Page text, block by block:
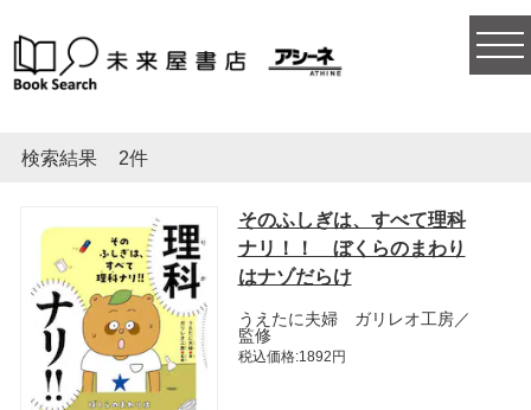
検索結果 2件
そのふしぎは、すべて理科
ナリ！！ ぼくらのまわり
はナゾだらけ
うえたに夫婦 ガリレオ工房／
監修
税込価格:1892円